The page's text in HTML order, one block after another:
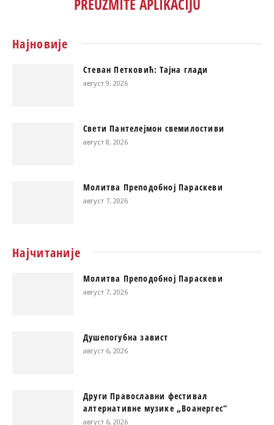
PREUZMITE APLIKACIJU
Најновије
Стеван Петковић: Тајна глади
август 9, 2026
Свети Пантелејмон свемилостиви
август 8, 2026
Молитва Преподобној Параскеви
август 7, 2026
Најчитаније
Молитва Преподобној Параскеви
август 7, 2026
Душепогубна завист
август 6, 2026
Други Православни фестивал
алтернативне музике „Воанергес“
август 6, 2026